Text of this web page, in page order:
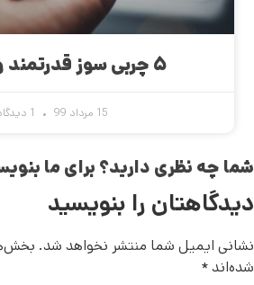
۵ چربی سوز قدرتمند و طبیعی
15 مرداد 99
شما چه نظری دارید؟ برای ما
دیدگاهتان را بنویسید
نشانی ایمیل شما منتشر نخواهد شد.
شده‌اند*